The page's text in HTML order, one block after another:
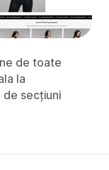
de toate
la
de secțiuni